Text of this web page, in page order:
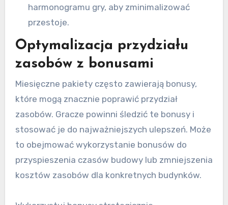
harmonogramu gry, aby zminimalizować
przestoje.
Optymalizacja przydziału
zasobów z bonusami
Miesięczne pakiety często zawierają bonusy,
które mogą znacznie poprawić przydział
zasobów. Gracze powinni śledzić te bonusy i
stosować je do najważniejszych ulepszeń. Może
to obejmować wykorzystanie bonusów do
przyspieszenia czasów budowy lub zmniejszenia
kosztów zasobów dla konkretnych budynków.